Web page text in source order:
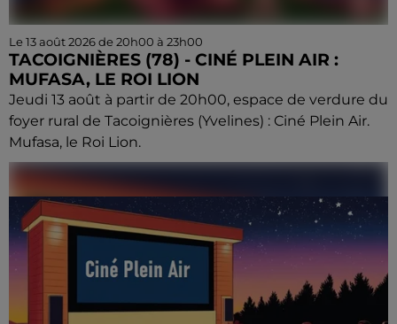
Le 13 août 2026 de 20h00 à 23h00
TACOIGNIÈRES (78) - CINÉ PLEIN AIR :
MUFASA, LE ROI LION
Jeudi 13 août à partir de 20h00, espace de verdure du
foyer rural de Tacoignières (Yvelines) : Ciné Plein Air.
Mufasa, le Roi Lion.